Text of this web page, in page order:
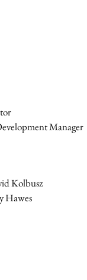
Manager
Kolbusz
Hawes